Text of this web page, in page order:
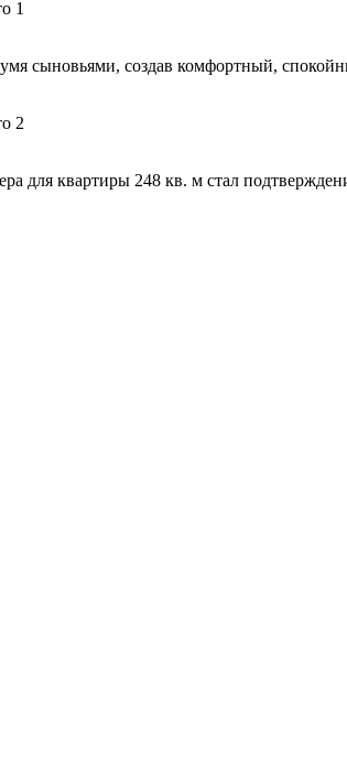
сыновьями, создав комфортный,
для квартиры 248 кв. м стал